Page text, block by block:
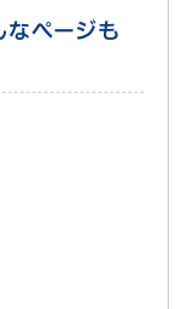
なページも